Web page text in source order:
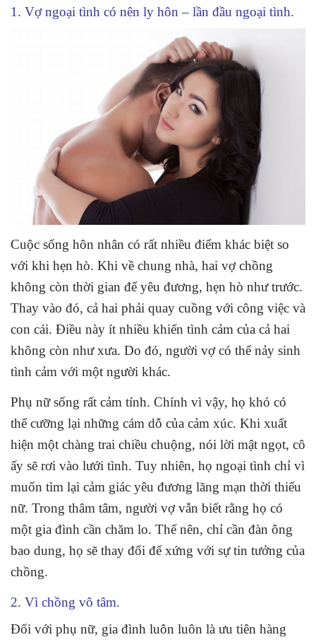
1. Vợ ngoại tình có nên ly hôn – lần đầu ngoại tình.
Cuộc sống hôn nhân có rất nhiều điểm khác biệt so
với khi hẹn hò. Khi về chung nhà, hai vợ chồng
không còn thời gian để yêu đương, hẹn hò như trước.
Thay vào đó, cả hai phải quay cuồng với công việc và
con cái. Điều này ít nhiều khiến tình cảm của cả hai
không còn như xưa. Do đó, người vợ có thể nảy sinh
tình cảm với một người khác.
Phụ nữ sống rất cảm tính. Chính vì vậy, họ khó có
thể cưỡng lại những cám dỗ của cảm xúc. Khi xuất
hiện một chàng trai chiều chuộng, nói lời mật ngọt, cô
ấy sẽ rơi vào lưới tình. Tuy nhiên, họ ngoại tình chỉ vì
muốn tìm lại cảm giác yêu đương lãng mạn thời thiếu
nữ. Trong thâm tâm, người vợ vẫn biết rằng họ có
một gia đình cần chăm lo. Thế nên, chỉ cần đàn ông
bao dung, họ sẽ thay đổi để xứng với sự tin tưởng của
chồng.
2. Vì chồng vô tâm.
Đối với phụ nữ, gia đình luôn luôn là ưu tiên hàng